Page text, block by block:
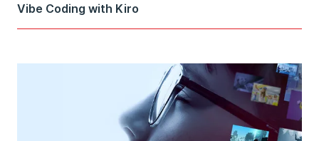
Vibe Coding with Kiro